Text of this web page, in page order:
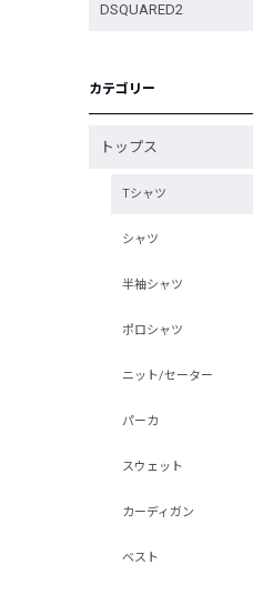
DSQUARED2
カテゴリー
トップス
Tシャツ
シャツ
半袖シャツ
ポロシャツ
ニット/セーター
パーカ
スウェット
カーディガン
ベスト